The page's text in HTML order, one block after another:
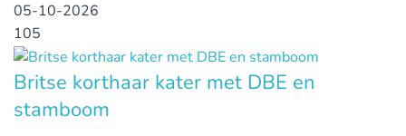
05-10-2026
105
Britse korthaar kater met DBE en
stamboom